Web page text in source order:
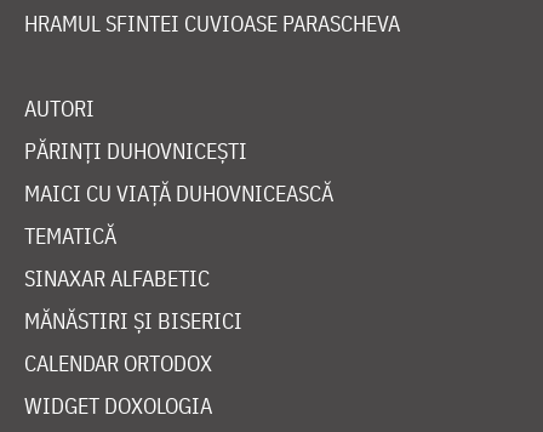
HRAMUL SFINTEI CUVIOASE PARASCHEVA
AUTORI
PĂRINȚI DUHOVNICEȘTI
MAICI CU VIAȚĂ DUHOVNICEASCĂ
TEMATICĂ
SINAXAR ALFABETIC
MĂNĂSTIRI ȘI BISERICI
CALENDAR ORTODOX
WIDGET DOXOLOGIA